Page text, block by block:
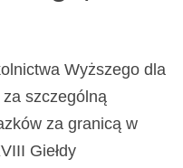
Wyższego dla
za szczególną
za granicą w
Giełdy